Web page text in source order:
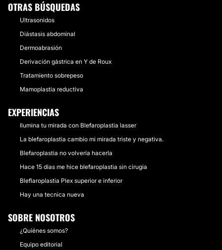
OTRAS BÚSQUEDAS
Ultrasonidos
Diástasis abdominal
Dermoabrasión
Derivación gástrica en Y de Roux
Tratamiento sobrepeso
Mamoplastia reductiva
EXPERIENCIAS
Ilumina tu mirada con Blefaroplastia lasser
La blefaroplastia cambio mi mirada triste y negativa.
Blefaroplastia no volvería hacerla
Hace 15 dias me hice blefaroplastia sin cirugia
Bleflaroplastia Plex superior e inferior
Hay una tecnica nueva
SOBRE NOSOTROS
¿Quiénes somos?
Equipo editorial